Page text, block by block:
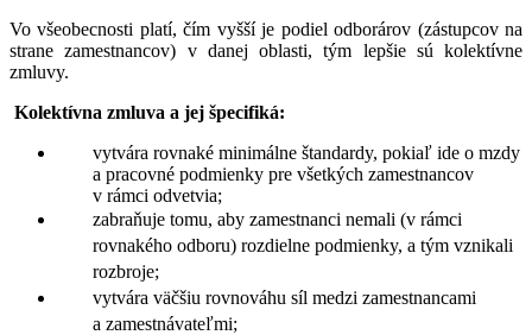
Vo všeobecnosti platí, čím vyšší je podiel odborárov (zástupcov na
strane zamestnancov) v danej oblasti, tým lepšie sú kolektívne
zmluvy.
Kolektívna zmluva a jej špecifiká:
vytvára rovnaké minimálne štandardy, pokiaľ ide o mzdy
a pracovné podmienky pre všetkých zamestnancov
v rámci odvetvia;
zabraňuje tomu, aby zamestnanci nemali (v rámci
rovnakého odboru) rozdielne podmienky, a tým vznikali
rozbroje;
vytvára väčšiu rovnováhu síl medzi zamestnancami
a zamestnávateľmi;